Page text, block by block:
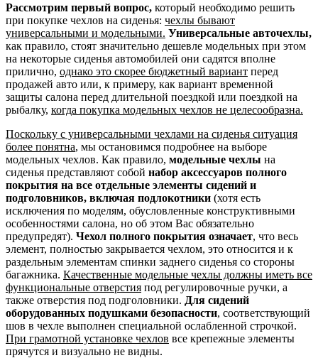
Рассмотрим первый вопрос, который необходимо решить
при покупке чехлов на сиденья: чехлы бывают
универсальными и модельными. Универсальные авточехлы,
как правило, стоят значительно дешевле модельных при этом
на некоторые сиденья автомобилей они садятся вполне
прилично, однако это скорее бюджетный вариант перед
продажей авто или, к примеру, как вариант временной
защиты салона перед длительной поездкой или поездкой на
рыбалку, когда покупка модельных чехлов не целесообразна.
Поскольку с универсальными чехлами на сиденья ситуация
более понятна, мы остановимся подробнее на выборе
модельных чехлов. Как правило, модельные чехлы на
сиденья представляют собой набор аксессуаров полного
покрытия на все отдельные элементы сидений и
подголовников, включая подлокотники (хотя есть
исключения по моделям, обусловленные конструктивными
особенностями салона, но об этом Вас обязательно
предупредят). Чехол полного покрытия означает, что весь
элемент, полностью закрывается чехлом, это относится и к
раздельным элементам спинки заднего сиденья со стороны
багажника. Качественные модельные чехлы должны иметь все
функциональные отверстия под регулировочные ручки, а
также отверстия под подголовники. Для сидений
оборудованных подушками безопасности, соответствующий
шов в чехле выполнен специальной ослабленной строчкой.
При грамотной установке чехлов все крепежные элементы
прячутся и визуально не видны.